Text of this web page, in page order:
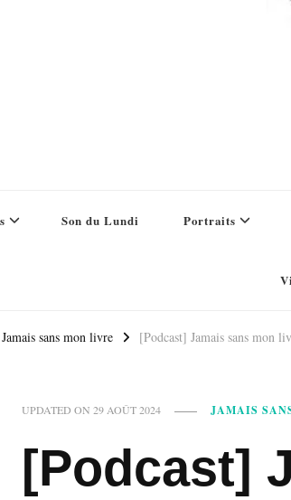
Son du Lundi Portraits
Jamais sans mon livre [Podcast] Jamais sans mon
UPDATED ON 29 AOÛT 2024 JAMAIS
[Podcast]